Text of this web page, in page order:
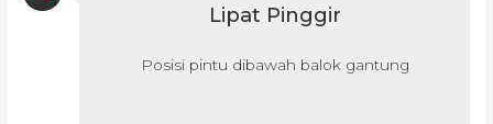
Lipat Pinggir
Posisi pintu dibawah balok gantung